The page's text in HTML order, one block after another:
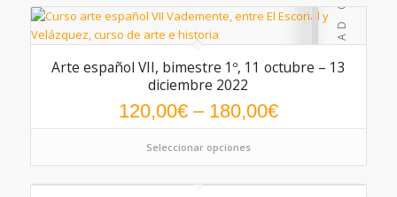
Arte español VII, bimestre 1º, 11 octubre – 13
diciembre 2022
120,00€– 180,00€
Seleccionar opciones